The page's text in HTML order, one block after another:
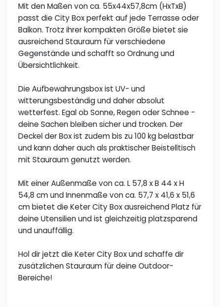
Mit den Maßen von ca. 55x44x57,8cm (HxTxB)
passt die City Box perfekt auf jede Terrasse oder
Balkon. Trotz ihrer kompakten Größe bietet sie
ausreichend Stauraum für verschiedene
Gegenstände und schafft so Ordnung und
Übersichtlichkeit.
Die Aufbewahrungsbox ist UV- und
witterungsbeständig und daher absolut
wetterfest. Egal ob Sonne, Regen oder Schnee -
deine Sachen bleiben sicher und trocken. Der
Deckel der Box ist zudem bis zu 100 kg belastbar
und kann daher auch als praktischer Beistelltisch
mit Stauraum genutzt werden.
Mit einer Außenmaße von ca. L 57,8 x B 44 x H
54,8 cm und Innenmaße von ca. 57,7 x 41,6 x 51,6
cm bietet die Keter City Box ausreichend Platz für
deine Utensilien und ist gleichzeitig platzsparend
und unauffällig.
Hol dir jetzt die Keter City Box und schaffe dir
zusätzlichen Stauraum für deine Outdoor-
Bereiche!